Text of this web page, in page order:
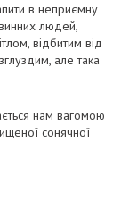
в неприємну
людей,
відбитим від
але така
нам вагомою
сонячної